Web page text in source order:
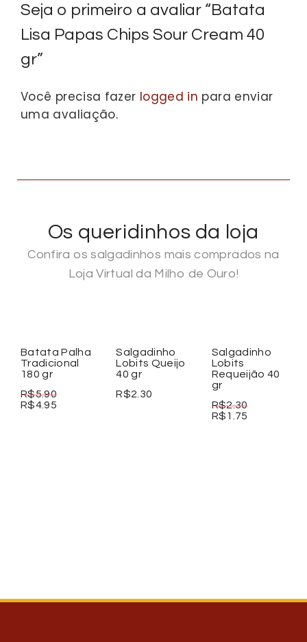
Seja o primeiro a avaliar “Batata
Lisa Papas Chips Sour Cream 40
gr”
Você precisa fazer logged in para enviar
uma avaliação.
Os queridinhos da loja
Confira os salgadinhos mais comprados na
Loja Virtual da Milho de Ouro!
Batata Palha
Tradicional
180 gr
R$5.90
R$4.95
Salgadinho
Lobits Queijo
40 gr
R$2.30
Salgadinho
Lobits
Requeijão 40
gr
R$2.30
R$1.75